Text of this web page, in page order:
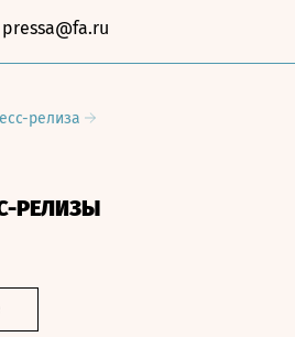
pressa@fa.ru
релиза
РЕЛИЗЫ